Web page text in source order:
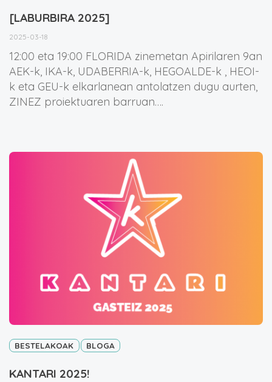
[LABURBIRA 2025]
2025-03-18
12:00 eta 19:00 FLORIDA zinemetan Apirilaren 9an
AEK-k, IKA-k, UDABERRIA-k, HEGOALDE-k , HEOI-
k eta GEU-k elkarlanean antolatzen dugu aurten,
ZINEZ proiektuaren barruan….
BESTELAKOAK BLOGA
KANTARI 2025!